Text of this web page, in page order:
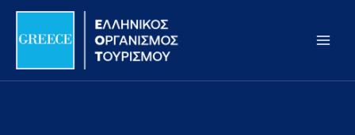
Σημείωση:
ιστότοπος
Μετάβαση
περιεχόμενο